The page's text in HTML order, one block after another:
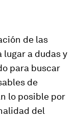
de las
a dudas y
para buscar
de
lo posible por
del